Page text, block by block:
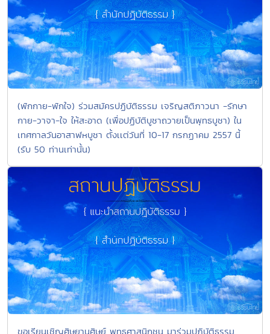
(พักกาย-พักใจ) ร่วมสมัครปฏิบัติธรรม เจริญสติภาวนา -รักษา
กาย-วาจา-ใจ ให้สะอาด (เพื่อปฏิบัติบูชาถวายเป็นพุทธบูชา) ใน
เทศกาลวันอาสาฬหบูชา ตั้งเเต่วันที่ 10-17 กรกฏาคม 2557 นี้
(รับ 50 ท่านเท่านั้น)